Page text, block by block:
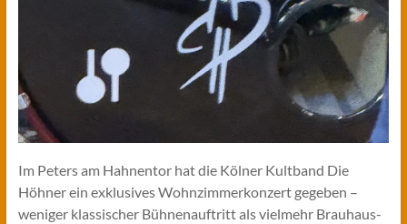
Im Peters am Hahnentor hat die Kölner Kultband Die
Höhner ein exklusives Wohnzimmerkonzert gegeben –
weniger klassischer Bühnenauftritt als vielmehr Brauhaus-